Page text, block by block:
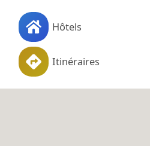
Hôtels
Itinéraires